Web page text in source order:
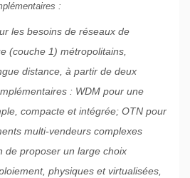
:
les besoins de réseaux de
(couche 1) métropolitains,
distance, à partir de deux
: WDM pour une
compacte et intégrée; OTN pour
multi-vendeurs complexes
de proposer un large choix
physiques et virtualisées,